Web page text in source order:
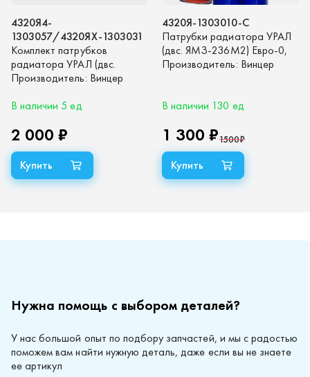
4320Я4-
1303057/4320ЯХ-1303031
Комплект патрубков
радиатора УРАЛ (двс.
ЯМЗ-236НЕ2-3,
Евро-4, комплект 4шт.
Производитель: Винцер
В наличии 5 ед
2 000 ₽
4320Я-1303010-С
Патрубки радиатора УРАЛ
(двс. ЯМЗ-236М2) Евро-0,
комплект 4шт. (синий
Производитель: Винцер
В наличии 130 ед
1500₽
1 300 ₽
Нужна помощь с выбором деталей?
У нас большой опыт по подбору запчастей, и мы с радостью
поможем вам найти нужную деталь, даже если вы не знаете
ее артикул